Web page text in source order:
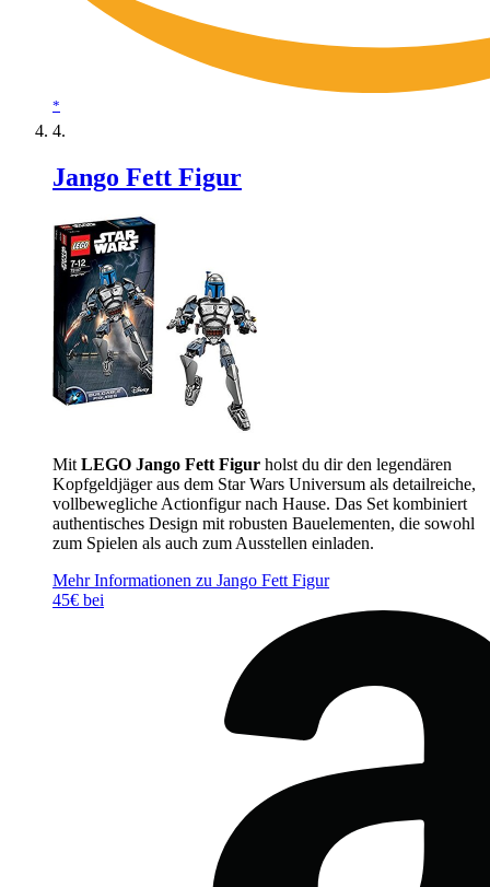
*
Jango Fett Figur
Mit LEGO Jango Fett Figur holst du dir den legendären
Kopfgeldjäger aus dem Star Wars Universum als detailreiche,
vollbewegliche Actionfigur nach Hause. Das Set kombiniert
authentisches Design mit robusten Bauelementen, die sowohl
zum Spielen als auch zum Ausstellen einladen.
Mehr Informationen zu Jango Fett Figur
45€ bei